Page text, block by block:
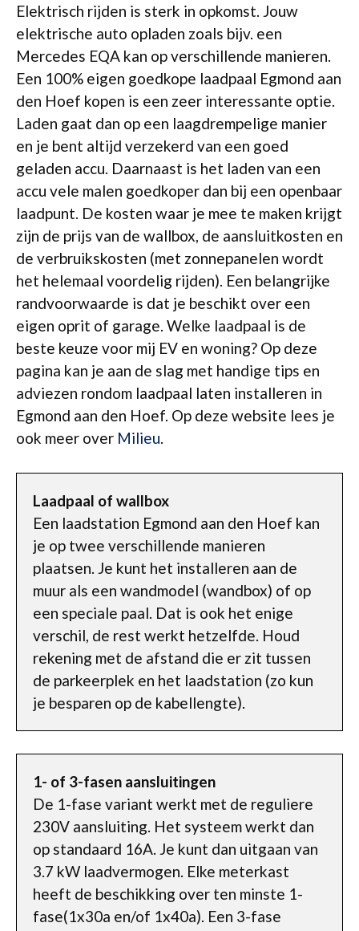
Elektrisch rijden is sterk in opkomst. Jouw
elektrische auto opladen zoals bijv. een
Mercedes EQA kan op verschillende manieren.
Een 100% eigen goedkope laadpaal Egmond aan
den Hoef kopen is een zeer interessante optie.
Laden gaat dan op een laagdrempelige manier
en je bent altijd verzekerd van een goed
geladen accu. Daarnaast is het laden van een
accu vele malen goedkoper dan bij een openbaar
laadpunt. De kosten waar je mee te maken krijgt
zijn de prijs van de wallbox, de aansluitkosten en
de verbruikskosten (met zonnepanelen wordt
het helemaal voordelig rijden). Een belangrijke
randvoorwaarde is dat je beschikt over een
eigen oprit of garage. Welke laadpaal is de
beste keuze voor mij EV en woning? Op deze
pagina kan je aan de slag met handige tips en
adviezen rondom laadpaal laten installeren in
Egmond aan den Hoef. Op deze website lees je
ook meer over Milieu.
Laadpaal of wallbox
Een laadstation Egmond aan den Hoef kan
je op twee verschillende manieren
plaatsen. Je kunt het installeren aan de
muur als een wandmodel (wandbox) of op
een speciale paal. Dat is ook het enige
verschil, de rest werkt hetzelfde. Houd
rekening met de afstand die er zit tussen
de parkeerplek en het laadstation (zo kun
je besparen op de kabellengte).
1- of 3-fasen aansluitingen
De 1-fase variant werkt met de reguliere
230V aansluiting. Het systeem werkt dan
op standaard 16A. Je kunt dan uitgaan van
3.7 kW laadvermogen. Elke meterkast
heeft de beschikking over ten minste 1-
fase(1x30a en/of 1x40a). Een 3-fase